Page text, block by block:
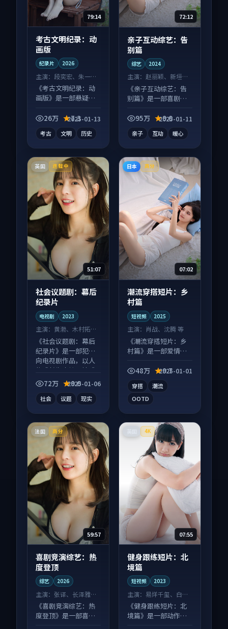
79:14
考古文明纪录：动
画版
纪录片 2026
主演： 段奕宏、朱一龙
等
《考古文明纪录：动
画版》是一部悬疑向
感在线，配乐与镜头
26万 7.3
2025-01-13
考古 文明 历史
72:12
亲子互动综艺：告
别篇
综艺 2024
主演：赵丽颖、新垣结
衣 等
《亲子互动综艺：告
别篇》是一部喜剧向
度高，适合配弹幕观
95万 9.0
2025-01-11
亲子 互动 暖心
英国 连载中
51:07
社会议题剧：幕后
纪录片
电视剧 2023
主演： 黄渤、木村拓哉
等
《社会议题剧：幕后
纪录片》是一部犯罪
向电视剧作品，以人
物成长为内核，情感
戏份扎实。
72万 9.0
2025-01-06
社会 议题 现实
日本 高分
07:02
潮流穿搭短片：乡
村篇
短视频 2025
主演： 肖战、沈腾 等
《潮流穿搭短片：乡
村篇》是一部爱情向
素齐全，观感爽快不
48万 9.7
2025-01-01
穿搭
潮流
OOTD
法国 高分
59:57
喜剧竞演综艺：热
度登顶
综艺 2026
主演： 张译、长泽雅美
等
《喜剧竞演综艺：热
度登顶》是一部喜剧
4K
07:55
健身跟练短片：北
境篇
短视频 2023
主演： 易烊千玺、白宇
等
《健身跟练短片：北
境篇》是一部动作向